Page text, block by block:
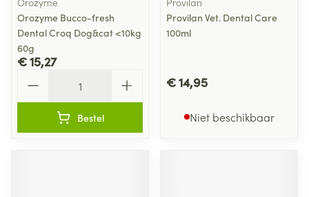
Orozyme Bucco-fresh
Dental Croq Dog&cat <10kg
60g
€ 15,27
Bestel
Provilan Vet. Dental Care
100ml
€ 14,95
Niet beschikbaar